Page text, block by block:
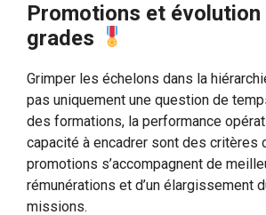
Promotions et évolution
grades
Grimper les échelons dans la
pas uniquement une question de
des formations, la performance
capacité à encadrer sont des critères
promotions s’accompagnent de
rémunérations et d’un élargissement
missions.